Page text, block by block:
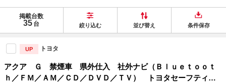
掲載台数
35 台 絞り込む 並び替え 条件保存
UP トヨタ
アクア Ｇ 禁煙車 県外仕入 社外ナビ（Ｂｌｕｅｔｏｏｔ
ｈ／ＦＭ／ＡＭ／ＣＤ／ＤＶＤ／ＴＶ） トヨタセーフティセ